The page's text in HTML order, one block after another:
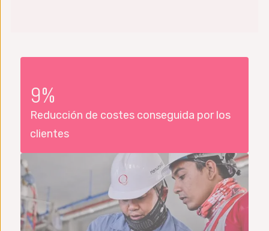
9%
Reducción de costes conseguida por los
clientes